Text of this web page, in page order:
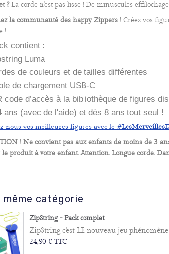
?La corde n'est pas lisse ! De minuscules
la communauté des happy Zippers ! Créez vos
!
contient :
Luma
de couleurs et de tailles différentes
de chargement USB-C
code d’accès à la bibliothèque de figures
ans (avec de l'aide) et dès 8 ans tout seul !
nous vos meilleures figures avec le
! Ne convient pas aux enfants de moins de 3
produit à votre enfant. Attention. Longue corde.
même catégorie
ZipString - Pack complet
ZipString c'est LE nouveau jeu phénomène
24,90 € TTC